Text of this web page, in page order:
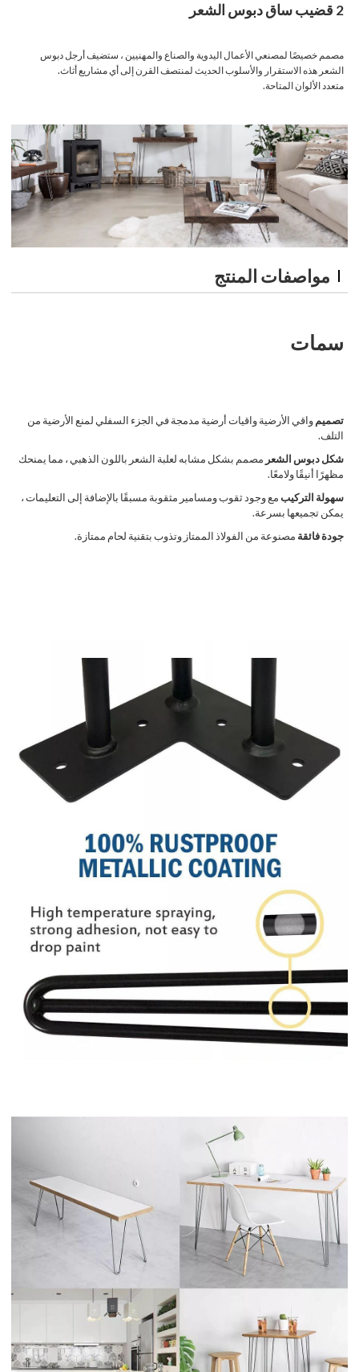
2 قضيب ساق دبوس الشعر
مصمم خصيصًا لمصنعي الأعمال اليدوية والصناع والمهنيين ، ستضيف أرجل دبوس
الشعر هذه الاستقرار والأسلوب الحديث لمنتصف القرن إلى أي مشاريع أثاث.
متعدد الألوان المتاحة.
مواصفات المنتج
سمات
تصميمواقي الأرضية واقيات أرضية مدمجة في الجزء السفلي لمنع الأرضية من
التلف.
شكل دبوس الشعر مصمم بشكل مشابه لعلبة الشعر باللون الذهبي ، مما يمنحك
مظهرًا أنيقًا ولامعًا.
سهولة التركيبمع وجود ثقوب ومسامير مثقوبة مسبقًا بالإضافة إلى التعليمات ،
يمكن تجميعها بسرعة.
جودة فائقة مصنوعة من الفولاذ الممتاز وتذوب بتقنية لحام ممتازة.